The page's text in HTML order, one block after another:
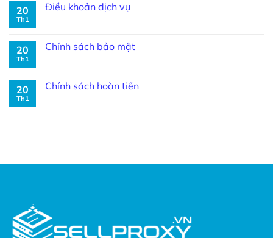
20
Th1
Điều khoản dịch vụ
20
Th1
Chính sách bảo mật
20
Th1
Chính sách hoàn tiền